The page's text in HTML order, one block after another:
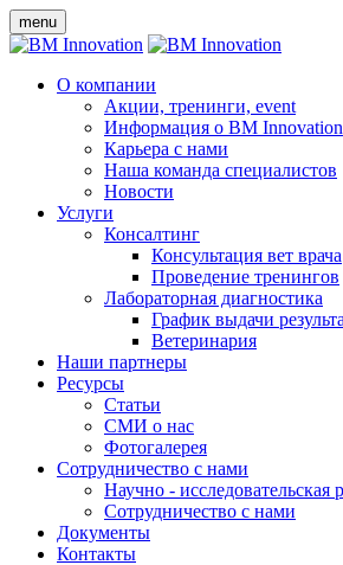
menu
О компании
Акции, тренинги, event
Информация о BM Innovation
Карьера с нами
Наша команда специалистов
Новости
Услуги
Консалтинг
Консультация вет врача
Проведение тренингов
Лабораторная диагностика
График выдачи
Ветеринария
Наши партнеры
Ресурсы
Статьи
СМИ о нас
Фотогалерея
Сотрудничество с нами
Научно - исследовательская
Сотрудничество с нами
Документы
Контакты